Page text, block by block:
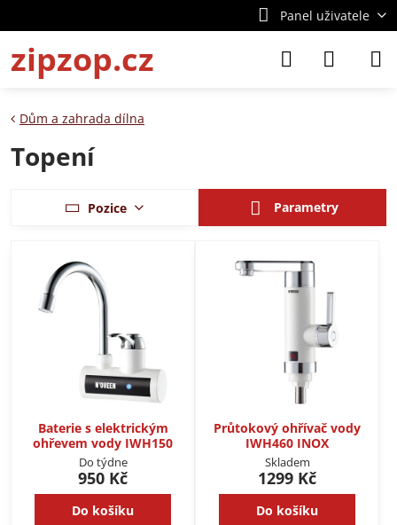
Panel uživatele
zipzop.cz
Dům a zahrada dílna
Topení
Pozice Parametry
Baterie s elektrickým
ohřevem vody IWH150
Do týdne
950 Kč
Do košíku
Průtokový ohřívač vody
IWH460 INOX
Skladem
1299 Kč
Do košíku